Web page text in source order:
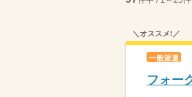
＼オススメ!／
一般派遣
フォー